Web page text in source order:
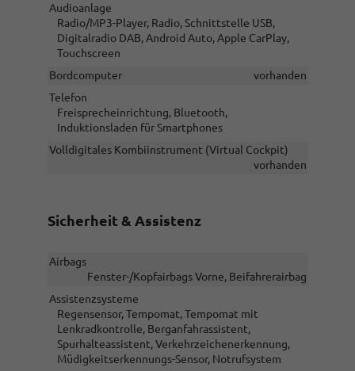
Audioanlage
Radio/MP3-Player, Radio, Schnittstelle USB,
Digitalradio DAB, Android Auto, Apple CarPlay,
Touchscreen
Bordcomputer
vorhanden
Telefon
Freisprecheinrichtung, Bluetooth,
Induktionsladen für Smartphones
Volldigitales Kombiinstrument (Virtual Cockpit)
vorhanden
Sicherheit & Assistenz
Airbags
Fenster-/Kopfairbags Vorne, Beifahrerairbag
Assistenzsysteme
Regensensor, Tempomat, Tempomat mit
Lenkradkontrolle, Berganfahrassistent,
Spurhalteassistent, Verkehrzeichenerkennung,
Müdigkeitserkennungs-Sensor, Notrufsystem